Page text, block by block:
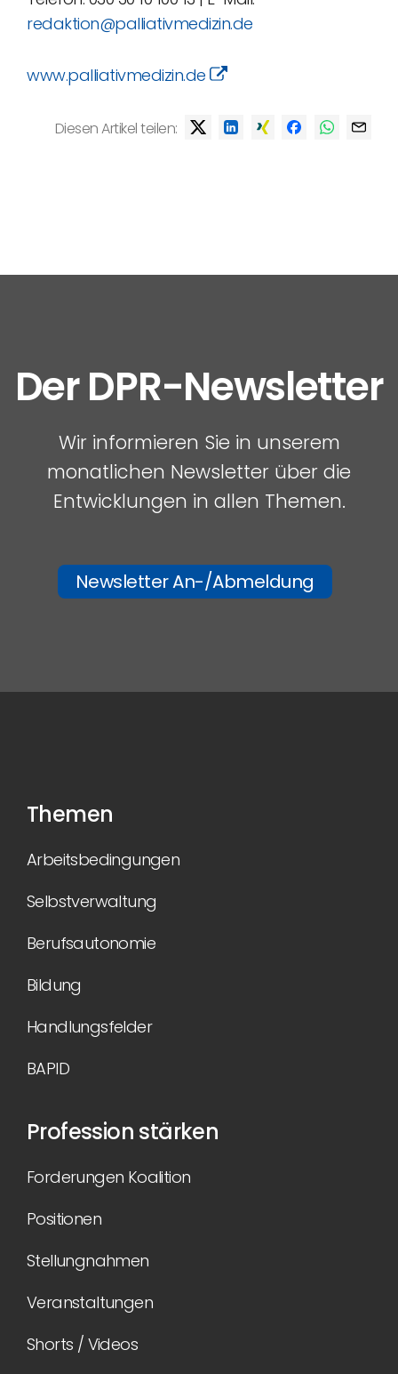
redaktion@palliativmedizin.de
www.palliativmedizin.de
Diesen Artikel teilen:
Der DPR-Newsletter
Wir informieren Sie in unserem
monatlichen Newsletter über die
Entwicklungen in allen Themen.
Newsletter An-/Abmeldung
Themen
Arbeitsbedingungen
Selbstverwaltung
Berufsautonomie
Bildung
Handlungsfelder
BAPID
Profession stärken
Forderungen Koalition
Positionen
Stellungnahmen
Veranstaltungen
Shorts / Videos